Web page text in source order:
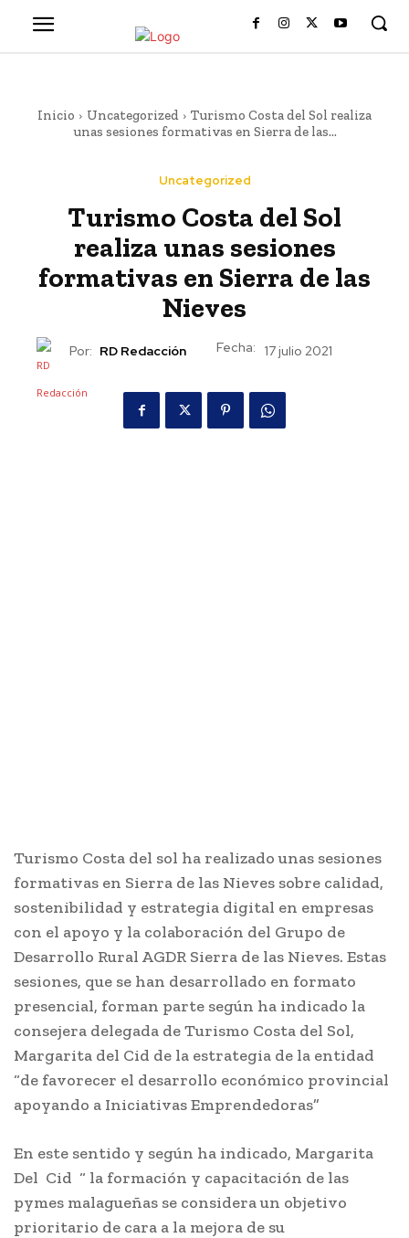
Inicio Uncategorized
Turismo Costa del Sol realiza
unas sesiones formativas en Sierra de las...
Uncategorized
Turismo Costa del Sol
realiza unas sesiones
formativas en Sierra de las
Nieves
Por: RD Redacción Fecha: 17 julio 2021
Turismo Costa del sol ha realizado unas sesiones
formativas en Sierra de las Nieves sobre calidad,
sostenibilidad y estrategia digital en empresas
con el apoyo y la colaboración del Grupo de
Desarrollo Rural AGDR Sierra de las Nieves. Estas
sesiones, que se han desarrollado en formato
presencial, forman parte según ha indicado la
consejera delegada de Turismo Costa del Sol,
Margarita del Cid de la estrategia de la entidad
“de favorecer el desarrollo económico provincial
apoyando a Iniciativas Emprendedoras”
En este sentido y según ha indicado, Margarita
Del Cid “ la formación y capacitación de las
pymes malagueñas se considera un objetivo
prioritario de cara a la mejora de su